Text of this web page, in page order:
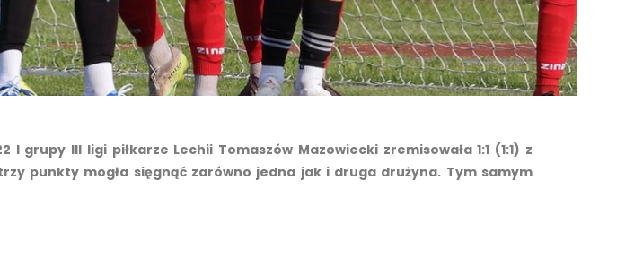
III ligi piłkarze Lechii Tomaszów Mazowiecki zremisowała 1:1 (1:1) z
punkty mogła sięgnąć zarówno jedna jak i druga drużyna. Tym samym